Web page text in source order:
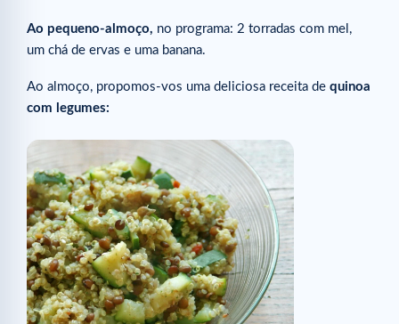
Ao pequeno-almoço, no programa: 2 torradas com mel,
um chá de ervas e uma banana.
Ao almoço, propomos-vos uma deliciosa receita de quinoa
com legumes: